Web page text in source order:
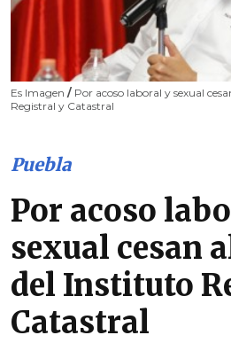
Es Imagen / Por acoso laboral y sexual
Registral y Catastral
Puebla
Por acoso
sexual cesan
del Instituto
Catastral